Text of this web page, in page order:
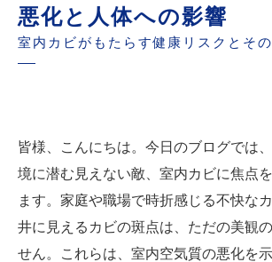
悪化と人体への影響
室内カビがもたらす健康リスクとそ
皆様、こんにちは。今日のブログでは
境に潜む見えない敵、室内カビに焦点
ます。家庭や職場で時折感じる不快な
井に見えるカビの斑点は、ただの美観
せん。これらは、室内空気質の悪化を